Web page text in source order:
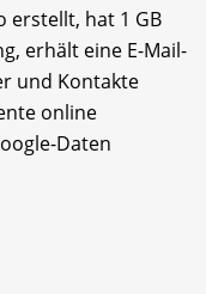
erstellt, hat 1 GB
erhält eine E-Mail-
und Kontakte
online
Daten